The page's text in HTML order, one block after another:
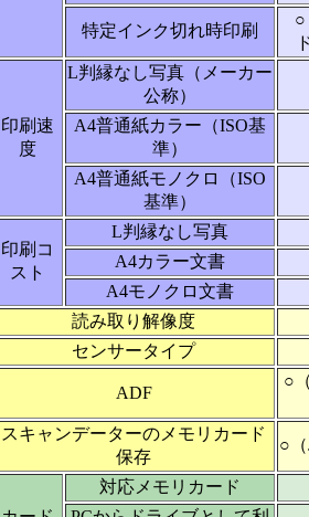
特定インク切れ時印刷
○
印刷速
度
L判縁なし写真（メーカー
公称）
A4普通紙カラー（ISO基
準）
A4普通紙モノクロ（ISO
基準）
印刷コ
スト
L判縁なし写真
A4カラー文書
A4モノクロ文書
読み取り解像度
センサータイプ
ADF
○
スキャンデーターのメモリカード
保存
○
対応メモリカード